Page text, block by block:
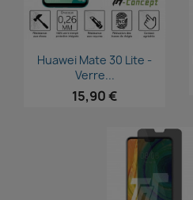
Aperçu rapide
Huawei Mate 30 Lite -
Verre...
15,90 €